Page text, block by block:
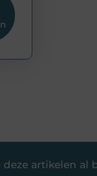
deze artikelen al